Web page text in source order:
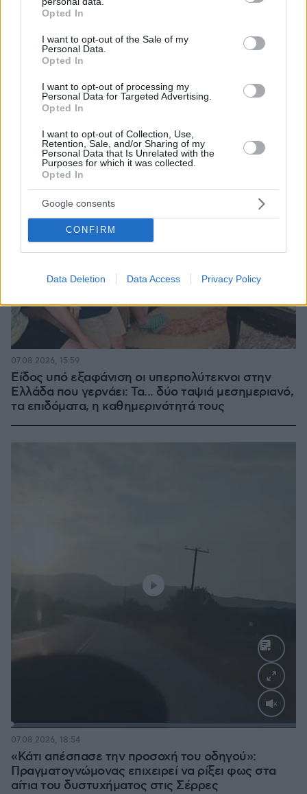
grant or deny consent to Google and its third-party tags to
use your data for below specified purposes in below Google
consent section.
Opted In
I want to opt-out of the Sale of my
Personal Data.
Opted In
I want to opt-out of processing my
Personal Data for Targeted Advertising.
Opted In
I want to opt-out of Collection, Use,
Retention, Sale, and/or Sharing of my
Personal Data that Is Unrelated with the
Purposes for which it was collected.
Opted In
Google consents
CONFIRM
Data Deletion Data Access Privacy Policy
Κρήτη ζητά... τιμή για να ασελγήσει σε ανήλικη, τι
Είδος υπό εξαφάνιση οι υπερπολύτεκνοι στην
Ελλάδα που γερνάει: Τα... δύο ταψιά μεσημεριανό,
τα επιδόματα, η καθημερινότητά τους
07.08.2026, 15:59
Loaded:
«Κάτι απέσπασε την προσοχή του οδηγού»:
Πραγματογνώμονας επιχειρεί να ρίξει φως στα
αίτια του δυστυχήματος στις Σέρρες
07.08.2026, 18:54